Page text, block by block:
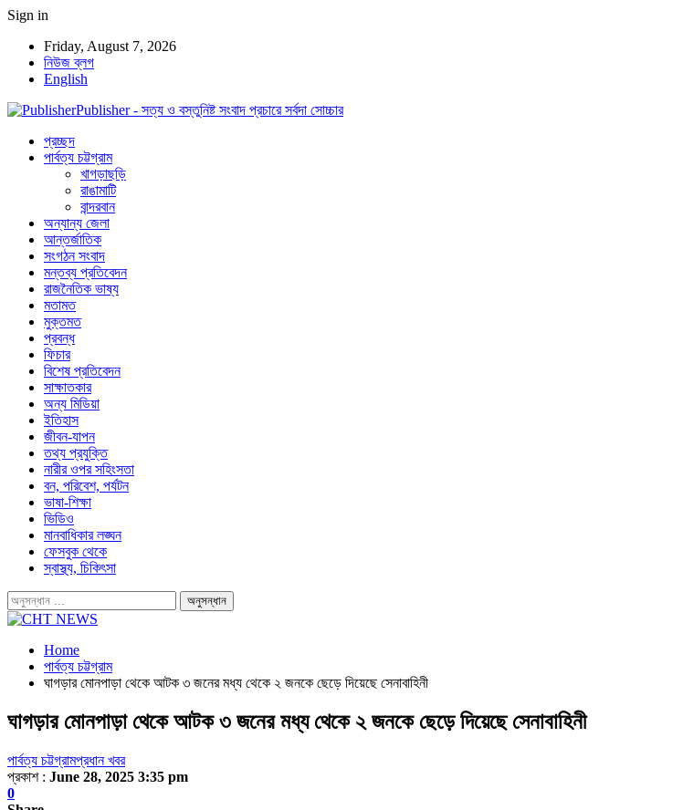
Sign in
Friday, August 7, 2026
নিউজ ব্লগ
English
Publisher - সত্য ও বস্তুনিষ্ট সংবাদ প্রচারে সর্বদা সোচ্চার
প্রচ্ছদ
পার্বত্য চট্টগ্রাম
খাগড়াছড়ি
রাঙামাটি
বান্দরবান
অন্যান্য জেলা
আন্তর্জাতিক
সংগঠন সংবাদ
মন্তব্য প্রতিবেদন
রাজনৈতিক ভাষ্য
মতামত
মুক্তমত
প্রবন্ধ
ফিচার
বিশেষ প্রতিবেদন
সাক্ষাতকার
অন্য মিডিয়া
ইতিহাস
জীবন-যাপন
তথ্য প্রযুক্তি
নারীর ওপর সহিংসতা
বন, পরিবেশ, পর্যটন
ভাষা-শিক্ষা
ভিডিও
মানবাধিকার লঙ্ঘন
ফেসবুক থেকে
স্বাস্থ্য, চিকিৎসা
Home
পার্বত্য চট্টগ্রাম
ঘাগড়ার মোনপাড়া থেকে আটক ৩ জনের মধ্য থেকে ২ জনকে ছেড়ে দিয়েছে সেনাবাহিনী
ঘাগড়ার মোনপাড়া থেকে আটক ৩ জনের মধ্য থেকে ২ জনকে ছেড়ে দিয়েছে সেনাবাহিনী
পার্বত্য চট্টগ্রামপ্রধান খবর
প্রকাশ : June 28, 2025 3:35 pm
0